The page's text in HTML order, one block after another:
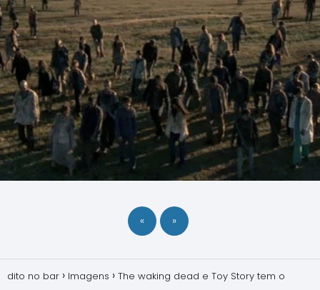
« »
dito no bar Imagens
The waking dead e Toy Story tem o